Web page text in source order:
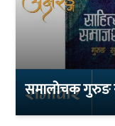
समालोचक गुरुङ